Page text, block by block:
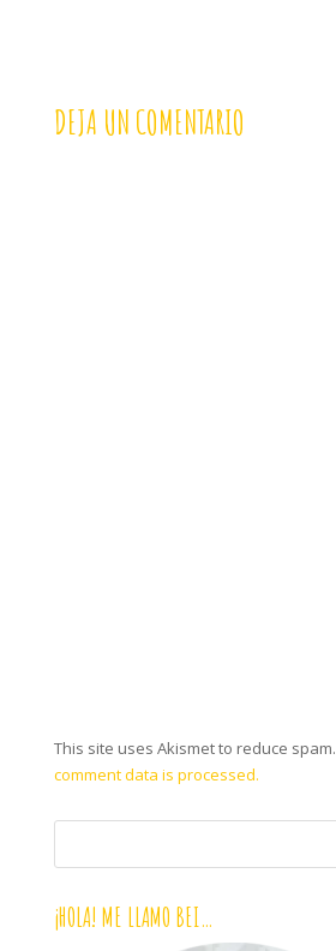
DEJA UN COMENTARIO
This site uses Akismet to reduce spam.
comment data is processed.
¡HOLA! ME LLAMO BEI…